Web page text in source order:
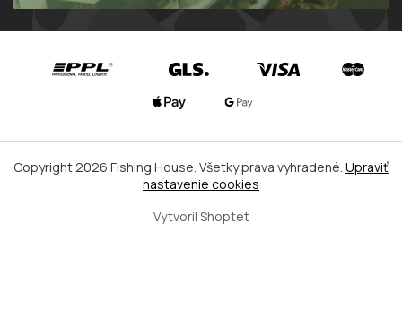
Vytvoril Shoptet
Copyright 2026 Fishing House. Všetky práva vyhradené. Upraviť
nastavenie cookies